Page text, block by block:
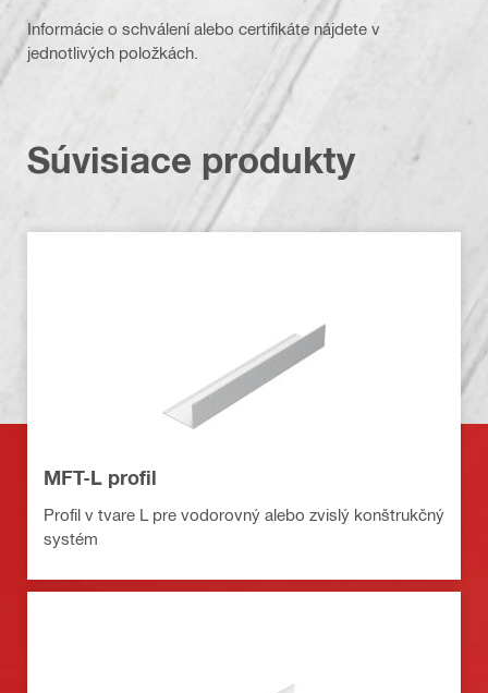
Informácie o schválení alebo certifikáte nájdete v
jednotlivých položkách.
Súvisiace produkty
MFT-L profil
Profil v tvare L pre vodorovný alebo zvislý konštrukčný
systém